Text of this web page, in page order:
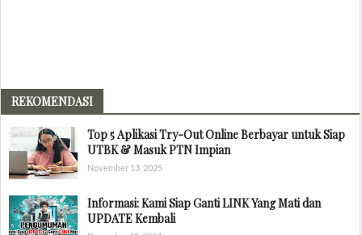
REKOMENDASI
Top 5 Aplikasi Try-Out Online Berbayar untuk Siap
UTBK & Masuk PTN Impian
November 13, 2025
Informasi: Kami Siap Ganti LINK Yang Mati dan
UPDATE Kembali